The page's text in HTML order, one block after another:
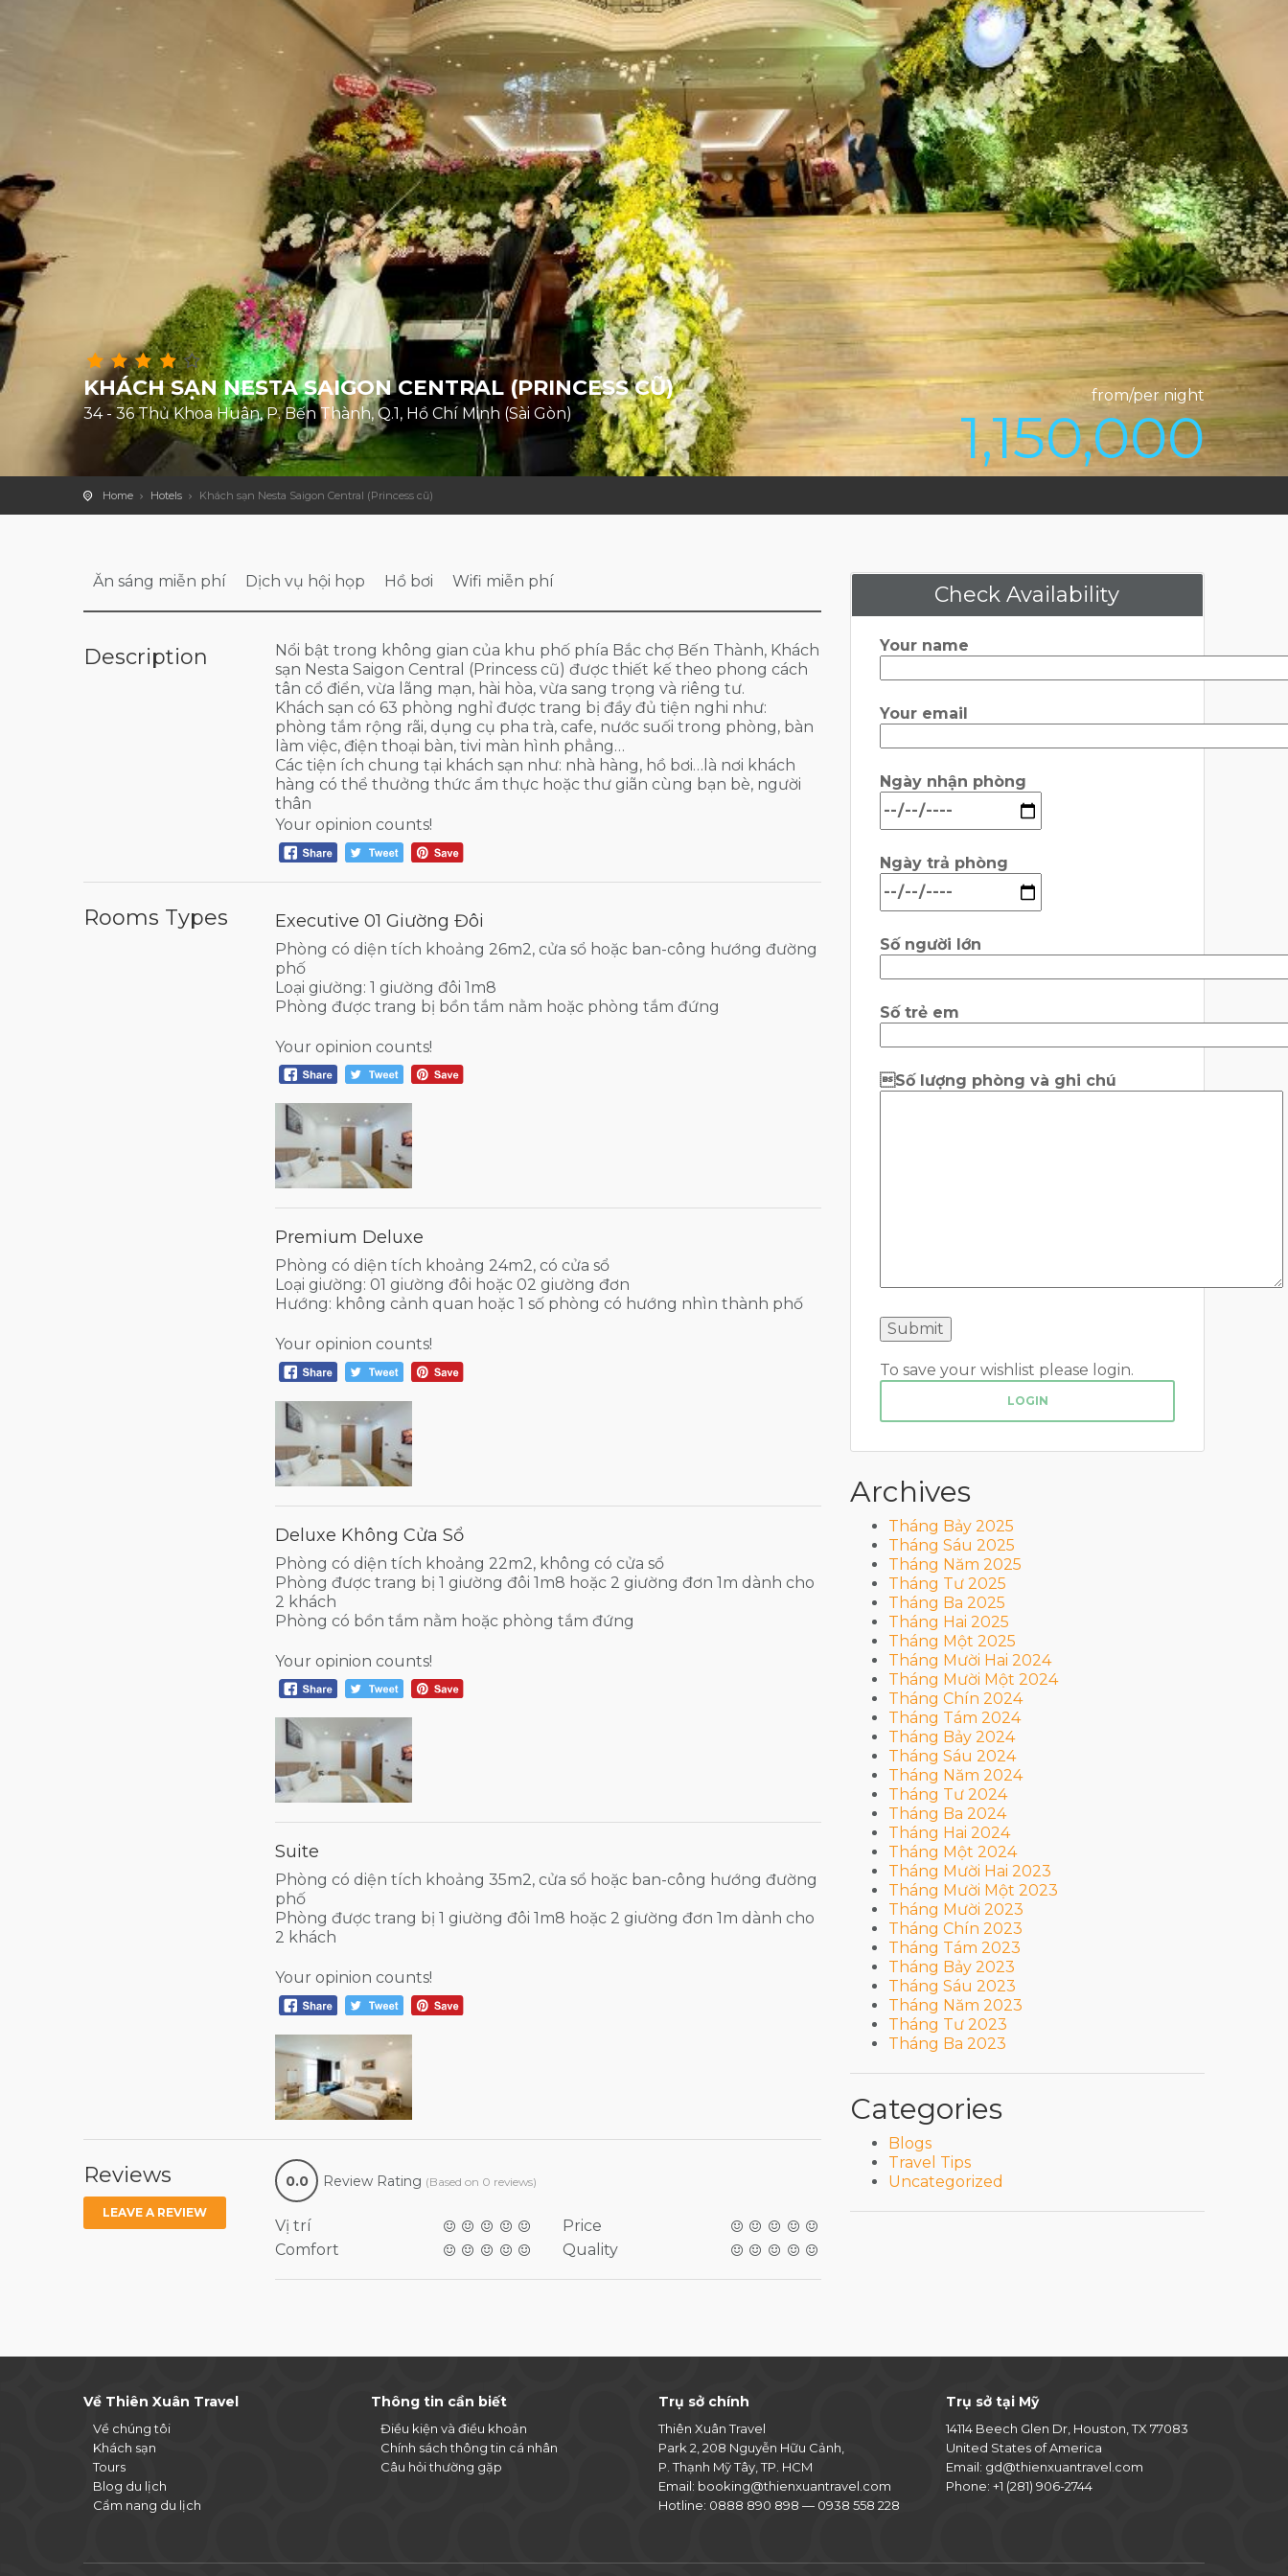
KHÁCH SẠN NESTA SAIGON CENTRAL (PRINCESS CŨ)
34 - 36 Thủ Khoa Huân, P. Bến Thành, Q.1, Hồ Chí Minh (Sài Gòn)
from/per night
1,150,000
Home Hotels Khách sạn Nesta Saigon Central (Princess cũ)
Ăn sáng miễn phí Dịch vụ hội họp Hồ bơi Wifi miễn phí
Description
Nổi bật trong không gian của khu phố phía Bắc chợ Bến Thành, Khách
sạn Nesta Saigon Central (Princess cũ) được thiết kế theo phong cách
tân cổ điển, vừa lãng mạn, hài hòa, vừa sang trọng và riêng tư.
Khách sạn có 63 phòng nghỉ được trang bị đầy đủ tiện nghi như:
phòng tắm rộng rãi, dụng cụ pha trà, cafe, nước suối trong phòng, bàn
làm việc, điện thoại bàn, tivi màn hình phẳng…
Các tiện ích chung tại khách sạn như: nhà hàng, hồ bơi…là nơi khách
hàng có thể thưởng thức ẩm thực hoặc thư giãn cùng bạn bè, người
thân
Your opinion counts!
Rooms Types Executive 01 Giường Đôi
Phòng có diện tích khoảng 26m2, cửa sổ hoặc ban-công hướng đường
phố
Loại giường: 1 giường đôi 1m8
Phòng được trang bị bồn tắm nằm hoặc phòng tắm đứng
Your opinion counts!
Premium Deluxe
Phòng có diện tích khoảng 24m2, có cửa sổ
Loại giường: 01 giường đôi hoặc 02 giường đơn
Hướng: không cảnh quan hoặc 1 số phòng có hướng nhìn thành phố
Your opinion counts!
Deluxe Không Cửa Sổ
Phòng có diện tích khoảng 22m2, không có cửa sổ
Phòng được trang bị 1 giường đôi 1m8 hoặc 2 giường đơn 1m dành cho
2 khách
Phòng có bồn tắm nằm hoặc phòng tắm đứng
Your opinion counts!
Suite
Phòng có diện tích khoảng 35m2, cửa sổ hoặc ban-công hướng đường
phố
Phòng được trang bị 1 giường đôi 1m8 hoặc 2 giường đơn 1m dành cho
2 khách
Your opinion counts!
Reviews
LEAVE A REVIEW
0.0 Review Rating (Based on 0 reviews)
Vị trí
Comfort
Price
Quality
Check Availability
Your name
Your email
Ngày nhận phòng
Ngày trả phòng
Số người lớn
Số trẻ em
Số lượng phòng và ghi chú
To save your wishlist please login.
LOGIN
Archives
Tháng Bảy 2025
Tháng Sáu 2025
Tháng Năm 2025
Tháng Tư 2025
Tháng Ba 2025
Tháng Hai 2025
Tháng Một 2025
Tháng Mười Hai 2024
Tháng Mười Một 2024
Tháng Chín 2024
Tháng Tám 2024
Tháng Bảy 2024
Tháng Sáu 2024
Tháng Năm 2024
Tháng Tư 2024
Tháng Ba 2024
Tháng Hai 2024
Tháng Một 2024
Tháng Mười Hai 2023
Tháng Mười Một 2023
Tháng Mười 2023
Tháng Chín 2023
Tháng Tám 2023
Tháng Bảy 2023
Tháng Sáu 2023
Tháng Năm 2023
Tháng Tư 2023
Tháng Ba 2023
Categories
Blogs
Travel Tips
Uncategorized
Về Thiên Xuân Travel
Về chúng tôi
Khách sạn
Tours
Blog du lịch
Cẩm nang du lịch
Thông tin cần biết
Điều kiện và điều khoản
Chính sách thông tin cá nhân
Câu hỏi thường gặp
Trụ sở chính
Thiên Xuân Travel
Park 2, 208 Nguyễn Hữu Cảnh,
P. Thạnh Mỹ Tây, TP. HCM
Email: booking@thienxuantravel.com
Hotline: 0888 890 898 — 0938 558 228
Trụ sở tại Mỹ
14114 Beech Glen Dr, Houston, TX 77083
United States of America
Email: gd@thienxuantravel.com
Phone: +1 (281) 906-2744